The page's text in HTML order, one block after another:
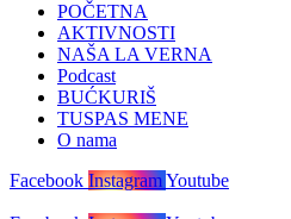
POČETNA
AKTIVNOSTI
NAŠA LA VERNA
Podcast
BUĆKURIŠ
TUSPAS MENE
O nama
Facebook InstagramYoutube